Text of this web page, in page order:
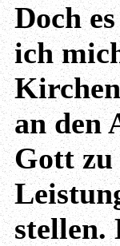
Doch
ich
an den
Gott zu
stellen.